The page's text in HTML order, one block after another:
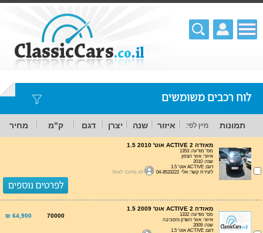
לוח רכבים משומשים
תמונות מיין לפי: איזור שנה יצרן דגם ק"מ מחיר
מאזדה 2 ACTIVE אוט' 1.5 2010
מס' מודעה: 1353
איזור: אזור הצפון
שנה: 2010
דגם: ACTIVE אוט' 1.5
ליצירת קשר: אלי 04-8533222
לא מחובר לאתר
מאזדה 2 ACTIVE אוט' 1.5 2009
מס' מודעה: 1332
איזור: אזור השרון והסביבה
שנה: 2009
דגם: ACTIVE אוט' 1.5
70000
64,900 ₪